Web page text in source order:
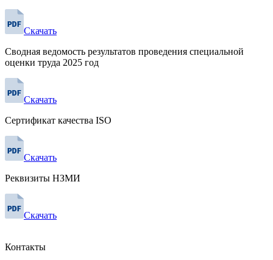
Скачать
Сводная ведомость результатов проведения специальной
оценки труда 2025 год
Скачать
Сертификат качества ISO
Скачать
Реквизиты НЗМИ
Скачать
Контакты